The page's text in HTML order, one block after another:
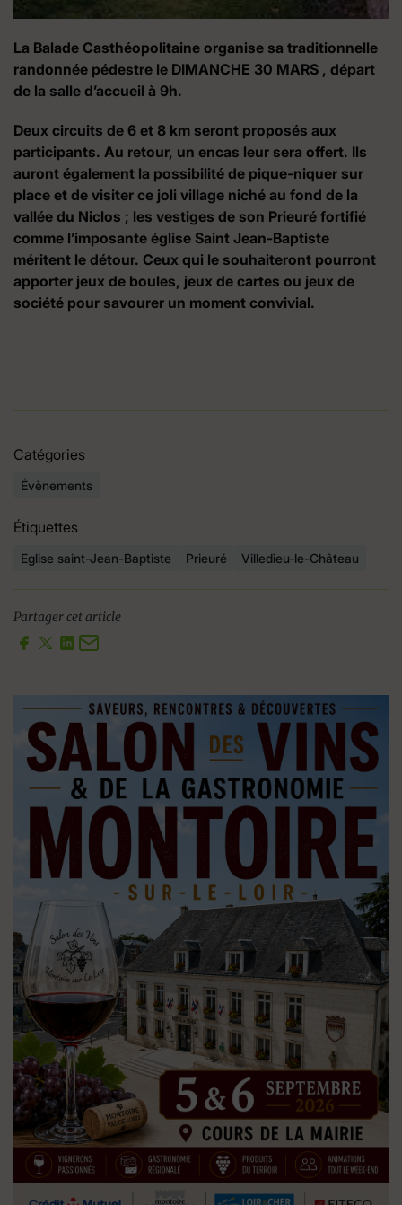
La Balade Casthéopolitaine organise sa traditionnelle
randonnée pédestre le DIMANCHE 30 MARS , départ
de la salle d’accueil à 9h.
Deux circuits de 6 et 8 km seront proposés aux
participants. Au retour, un encas leur sera offert. Ils
auront également la possibilité de pique-niquer sur
place et de visiter ce joli village niché au fond de la
vallée du Niclos ; les vestiges de son Prieuré fortifié
comme l’imposante église Saint Jean-Baptiste
méritent le détour. Ceux qui le souhaiteront pourront
apporter jeux de boules, jeux de cartes ou jeux de
société pour savourer un moment convivial.
Catégories
Évènements
Étiquettes
Eglise saint-Jean-Baptiste Prieuré Villedieu-le-Château
Partager cet article